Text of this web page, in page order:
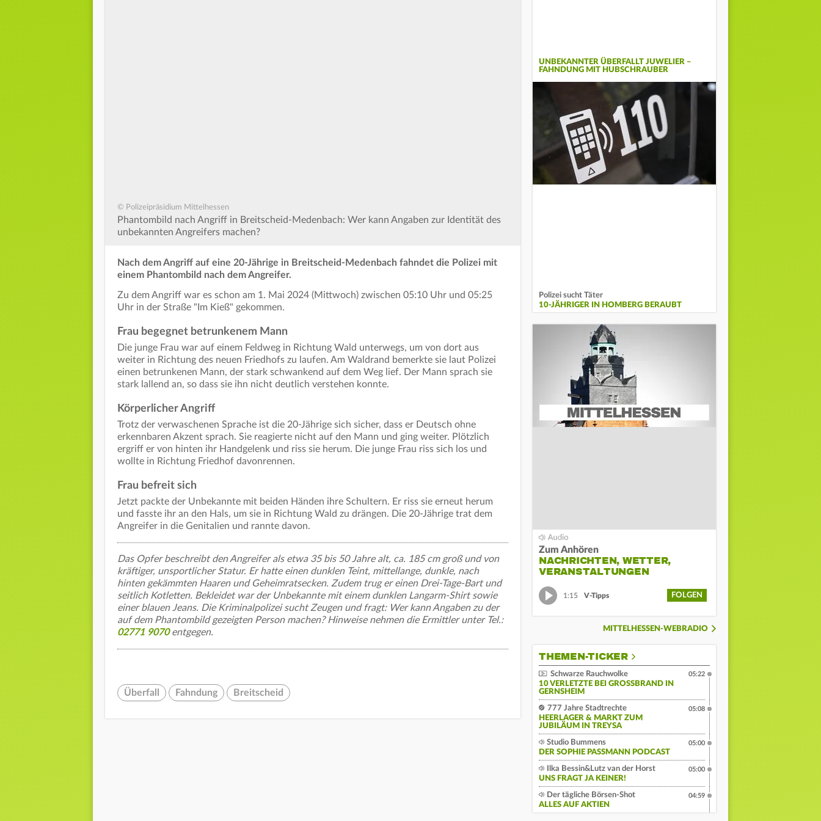
© Polizeipräsidium Mittelhessen
Phantombild nach Angriff in Breitscheid-Medenbach: Wer kann Angaben zur Identität des
unbekannten Angreifers machen?
Nach dem Angriff auf eine 20-Jährige in Breitscheid-Medenbach fahndet die Polizei mit
einem Phantombild nach dem Angreifer.
Zu dem Angriff war es schon am 1. Mai 2024 (Mittwoch) zwischen 05:10 Uhr und 05:25
Uhr in der Straße "Im Kieß" gekommen.
Frau begegnet betrunkenem Mann
Die junge Frau war auf einem Feldweg in Richtung Wald unterwegs, um von dort aus
weiter in Richtung des neuen Friedhofs zu laufen. Am Waldrand bemerkte sie laut Polizei
einen betrunkenen Mann, der stark schwankend auf dem Weg lief. Der Mann sprach sie
stark lallend an, so dass sie ihn nicht deutlich verstehen konnte.
Körperlicher Angriff
Trotz der verwaschenen Sprache ist die 20-Jährige sich sicher, dass er Deutsch ohne
erkennbaren Akzent sprach. Sie reagierte nicht auf den Mann und ging weiter. Plötzlich
ergriff er von hinten ihr Handgelenk und riss sie herum. Die junge Frau riss sich los und
wollte in Richtung Friedhof davonrennen.
Frau befreit sich
Jetzt packte der Unbekannte mit beiden Händen ihre Schultern. Er riss sie erneut herum
und fasste ihr an den Hals, um sie in Richtung Wald zu drängen. Die 20-Jährige trat dem
Angreifer in die Genitalien und rannte davon.
Das Opfer beschreibt den Angreifer als etwa 35 bis 50 Jahre alt, ca. 185 cm groß und von
kräftiger, unsportlicher Statur. Er hatte einen dunklen Teint, mittellange, dunkle, nach
hinten gekämmten Haaren und Geheimratsecken. Zudem trug er einen Drei-Tage-Bart und
seitlich Kotletten. Bekleidet war der Unbekannte mit einem dunklen Langarm-Shirt sowie
einer blauen Jeans. Die Kriminalpolizei sucht Zeugen und fragt: Wer kann Angaben zu der
auf dem Phantombild gezeigten Person machen? Hinweise nehmen die Ermittler unter Tel.:
02771 9070entgegen.
Überfall Fahndung Breitscheid
UNBEKANNTER ÜBERFALLT JUWELIER –
FAHNDUNG MIT HUBSCHRAUBER
Polizei sucht Täter
10-JÄHRIGER IN HOMBERG BERAUBT
Zum Anhören
NACHRICHTEN, WETTER,
VERANSTALTUNGEN
1:15 V-Tipps FOLGEN
MITTELHESSEN-WEBRADIO
THEMEN-TICKER
Schwarze Rauchwolke
10 VERLETZTE BEI GROSSBRAND IN G
ERNSHEIM
05:22
777 Jahre Stadtrechte
HEERLAGER & MARKT ZUM
JUBILÄUM IN TREYSA
05:08
Studio Bummens
DER SOPHIE PASSMANN PODCAST
05:00
Ilka Bessin&Lutz van der Horst
UNS FRAGT JA KEINER!
05:00
Der tägliche Börsen-Shot
ALLES AUF AKTIEN
04:59